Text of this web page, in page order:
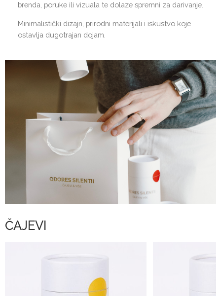
brenda, poruke ili vizuala te dolaze spremni za darivanje.
Minimalistički dizajn, prirodni materijali i iskustvo koje
ostavlja dugotrajan dojam.
ČAJEVI